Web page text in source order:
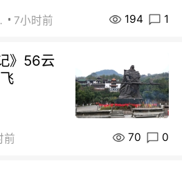
7小时前 194 1
》56云
前 70 0